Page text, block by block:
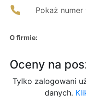
Pokaż numer
O firmie:
Oceny na
Tylko zalogowani
danych.